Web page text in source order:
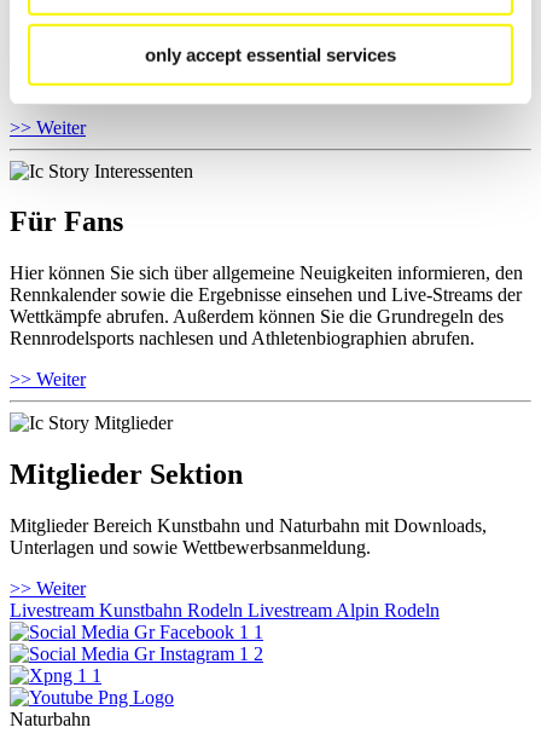
only accept essential services
Hier können Sie das aktuelle Regelwerk sowie Richtlinien zu
Wettkämpfen, Anti-Doping und Fairplay einsehen, Ergebnislisten
und Informationen zu Wettkämpfen abrufen. Außerdem können Sie
Ihre Athletenbiographie ansehen.
>> Weiter
Für Fans
Hier können Sie sich über allgemeine Neuigkeiten informieren, den
Rennkalender sowie die Ergebnisse einsehen und Live-Streams der
Wettkämpfe abrufen. Außerdem können Sie die Grundregeln des
Rennrodelsports nachlesen und Athletenbiographien abrufen.
>> Weiter
Mitglieder Sektion
Mitglieder Bereich Kunstbahn und Naturbahn mit Downloads,
Unterlagen und sowie Wettbewerbsanmeldung.
>> Weiter
Livestream Kunstbahn Rodeln Livestream Alpin Rodeln
Naturbahn